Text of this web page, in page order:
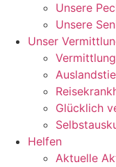
Unsere
Unsere
Unser
Glücklich
Helfen
Aktuelle